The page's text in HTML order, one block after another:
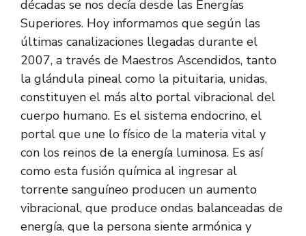
décadas se nos decía desde las Energías
Superiores. Hoy informamos que según las
últimas canalizaciones llegadas durante el
2007, a través de Maestros Ascendidos, tanto
la glándula pineal como la pituitaria, unidas,
constituyen el más alto portal vibracional del
cuerpo humano. Es el sistema endocrino, el
portal que une lo físico de la materia vital y
con los reinos de la energía luminosa. Es así
como esta fusión química al ingresar al
torrente sanguíneo producen un aumento
vibracional, que produce ondas balanceadas de
energía, que la persona siente armónica y